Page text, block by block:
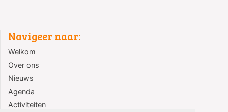
Navigeer naar:
Welkom
Over ons
Nieuws
Agenda
Activiteiten